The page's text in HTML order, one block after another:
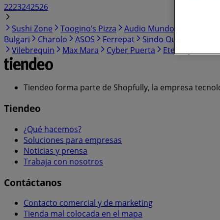
2223242526
Sushi Zone
Toogino’s Pizza Audio Mundo
Bulgari
Charolo ASOS Ferrepat Sindo Outdoor
Vilebrequin
Max Mara Cyber Puerta Eternity
Tiendeo forma parte de Shopfully, la empresa
Tiendeo
¿Qué hacemos?
Soluciones para empresas
Noticias y prensa
Trabaja con nosotros
Contáctanos
Contacto comercial y de marketing
Tienda mal colocada en el mapa